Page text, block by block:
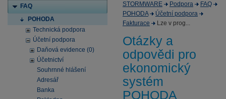
FAQ
POHODA
Technická podpora
Účetní podpora
Daňová evidence (0)
Účetnictví
Souhrnné hlášení
Adresář
Banka
STORMWARE Podpora
FAQ
POHODA
Účetní podpora
Fakturace
Lze v prog...
Otázky a
odpovědi pro
ekonomický
systém
POHODA